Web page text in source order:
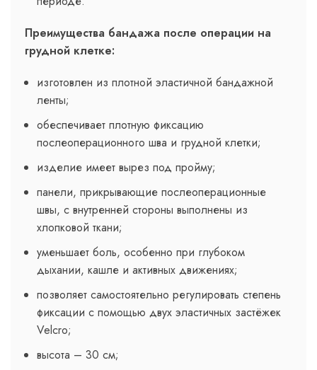
Преимущества бандажа после операции на
грудной клетке:
изготовлен из плотной эластичной бандажной
ленты;
обеспечивает плотную фиксацию
послеоперационного шва и грудной клетки;
изделие имеет вырез под пройму;
панели, прикрывающие послеоперационные
швы, с внутренней стороны выполнены из
хлопковой ткани;
уменьшает боль, особенно при глубоком
дыхании, кашле и активных движениях;
позволяет самостоятельно регулировать степень
фиксации с помощью двух эластичных застёжек
Velcro;
высота – 30 см;